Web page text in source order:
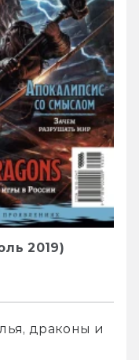
2019)
драконы и